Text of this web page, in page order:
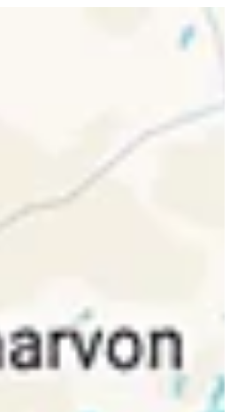
– meine
Tipps.
auf Reisen wichtiger, als man denkt. In
eine eSIM ist, worauf du vor dem Kauf
Anbieter wie Saily und Holafly.
du eine Entscheidungshilfe, welche
Stil passt.